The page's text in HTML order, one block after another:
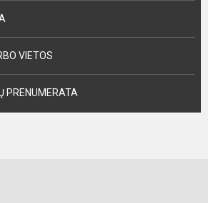
VIETOS
PRENUMERATA